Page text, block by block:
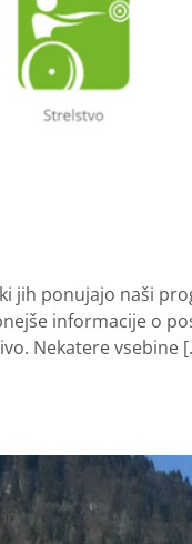
ponujajo naši
informacije o
Nekatere vsebine